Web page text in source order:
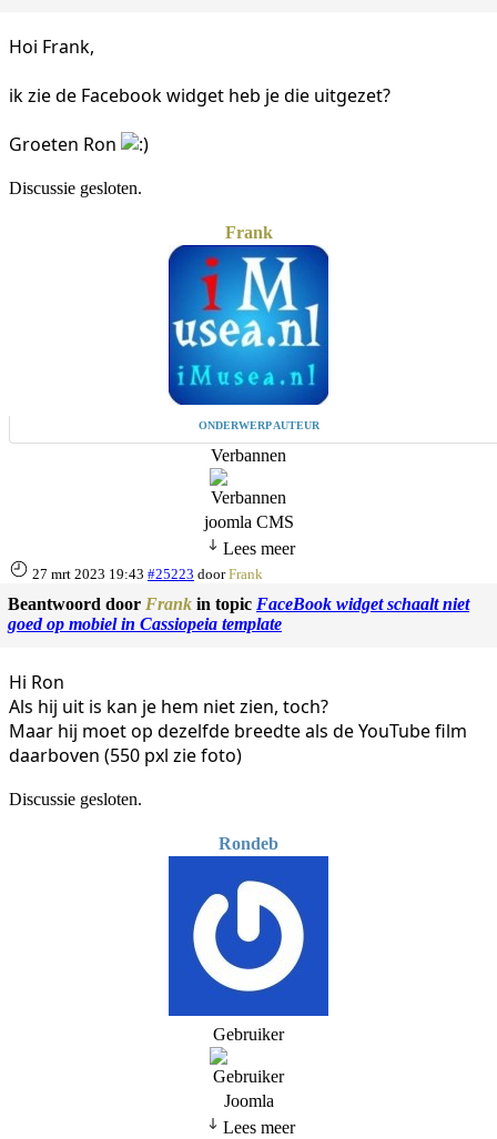
Hoi Frank,
ik zie de Facebook widget heb je die uitgezet?
Groeten Ron
Discussie gesloten.
Frank
ONDERWERP AUTEUR
Verbannen
joomla CMS
Lees meer
27 mrt 2023 19:43 #25223 doorFrank
Beantwoord door Frank in topic FaceBook widget schaalt niet
goed op mobiel in Cassiopeia template
Hi Ron
Als hij uit is kan je hem niet zien, toch?
Maar hij moet op dezelfde breedte als de YouTube film
daarboven (550 pxl zie foto)
Discussie gesloten.
Rondeb
Gebruiker
Joomla
Lees meer